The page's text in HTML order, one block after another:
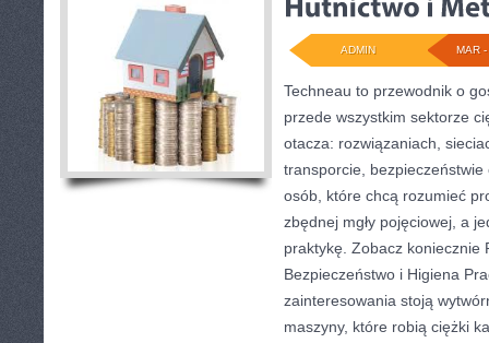
MAR
ADMIN
Techneau to przewodnik o
przede wszystkim sektorze
otacza: rozwiązaniach,
transporcie,
osób, które chcą rozumieć
zbędnej mgły pojęciowej, a
praktykę. Zobacz koniecznie
Bezpieczeństwo i Higiena
zainteresowania stoją
maszyny, które robią ciężki